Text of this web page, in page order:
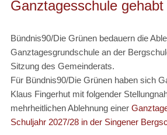
Ganztagesschule gehabt
Bündnis90/Die Grünen bedauern die
Ganztagesgrundschule an der
Sitzung des Gemeinderats.
Für Bündnis90/Die Grünen haben sich
Klaus Fingerhut mit folgender
mehrheitlichen Ablehnung einer
Schuljahr 2027/28 in der Singener